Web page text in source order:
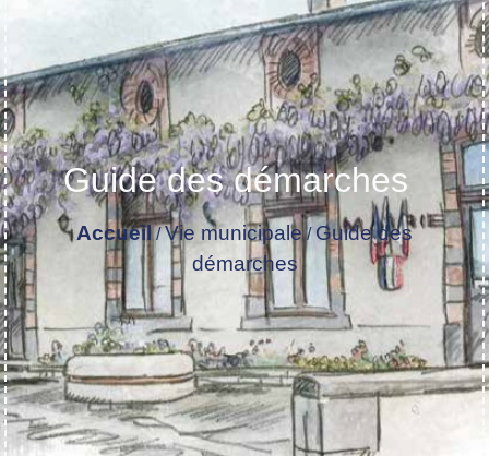
Guide des démarches
Accueil /Vie municipale/Guide des
démarches